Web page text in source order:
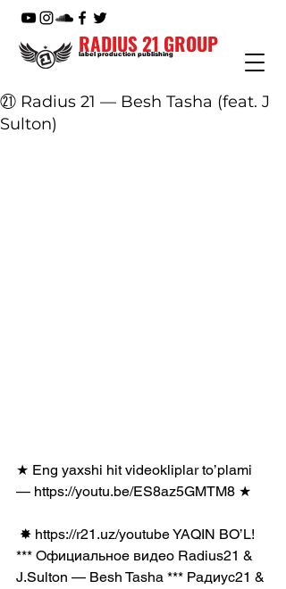
label production publishing
RADIUS 21 GROUP
㉑ Radius 21 — Besh Tasha (feat. J
Sulton)
★ Eng yaxshi hit videokliplar to’plami
— https://youtu.be/ES8az5GMTM8 ★
*** Официальное видео Radius21 &
J.Sulton — Besh Tasha *** Радиус21 &